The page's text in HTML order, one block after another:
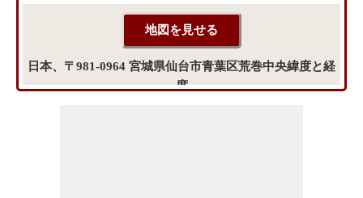
日本、〒981-0964 宮城県仙台市青葉区荒巻中央緯度と経
度